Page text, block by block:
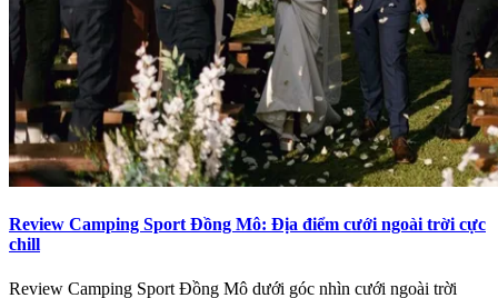
Review Camping Sport Đồng Mô: Địa điểm cưới ngoài trời cực
chill
Review Camping Sport Đồng Mô dưới góc nhìn cưới ngoài trời